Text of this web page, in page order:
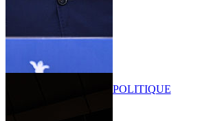
POLITIQUE